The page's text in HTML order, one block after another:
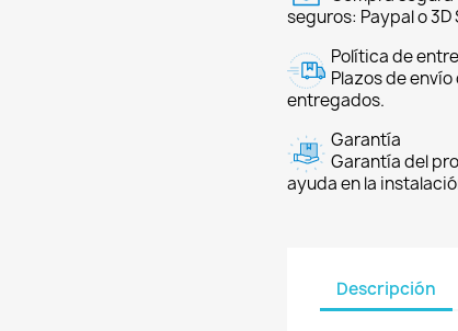
seguros: Paypal o 3D
Política de
Plazos de
entregados.
Garantía
Garantía del
ayuda en la
Descripción